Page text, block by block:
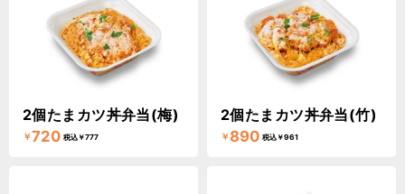
2個たまカツ丼弁当(梅)
￥720 税込￥777
2個たまカツ丼弁当(竹)
￥890 税込￥961